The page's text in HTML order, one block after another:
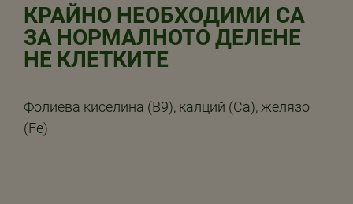
КРАЙНО НЕОБХОДИМИ СА
ЗА НОРМАЛНОТО ДЕЛЕНЕ
НЕ КЛЕТКИТЕ
Фолиева киселина (B9), калций (Ca), желязо
(Fe)